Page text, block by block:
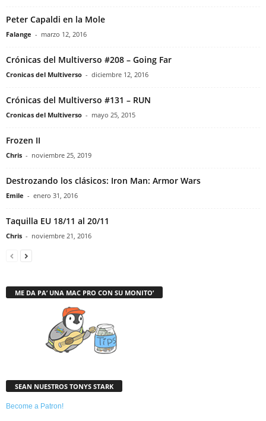
Peter Capaldi en la Mole
Falange - marzo 12, 2016
Crónicas del Multiverso #208 – Going Far
Cronicas del Multiverso - diciembre 12, 2016
Crónicas del Multiverso #131 – RUN
Cronicas del Multiverso - mayo 25, 2015
Frozen II
Chris - noviembre 25, 2019
Destrozando los clásicos: Iron Man: Armor Wars
Emile - enero 31, 2016
Taquilla EU 18/11 al 20/11
Chris - noviembre 21, 2016
ME DA PA’ UNA MAC PRO CON SU MONITO’
SEAN NUESTROS TONYS STARK
Become a Patron!